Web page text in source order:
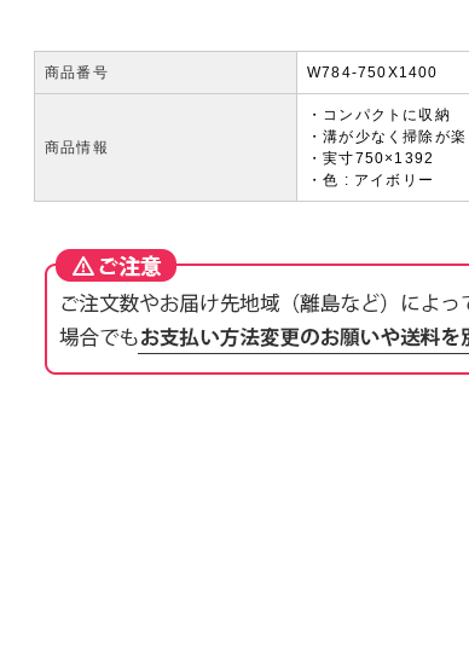
商品番号 W784-750X1400
商品情報
・コンパクトに収納
・溝が少なく掃除が楽
・実寸750×1392
・色 : アイボリー